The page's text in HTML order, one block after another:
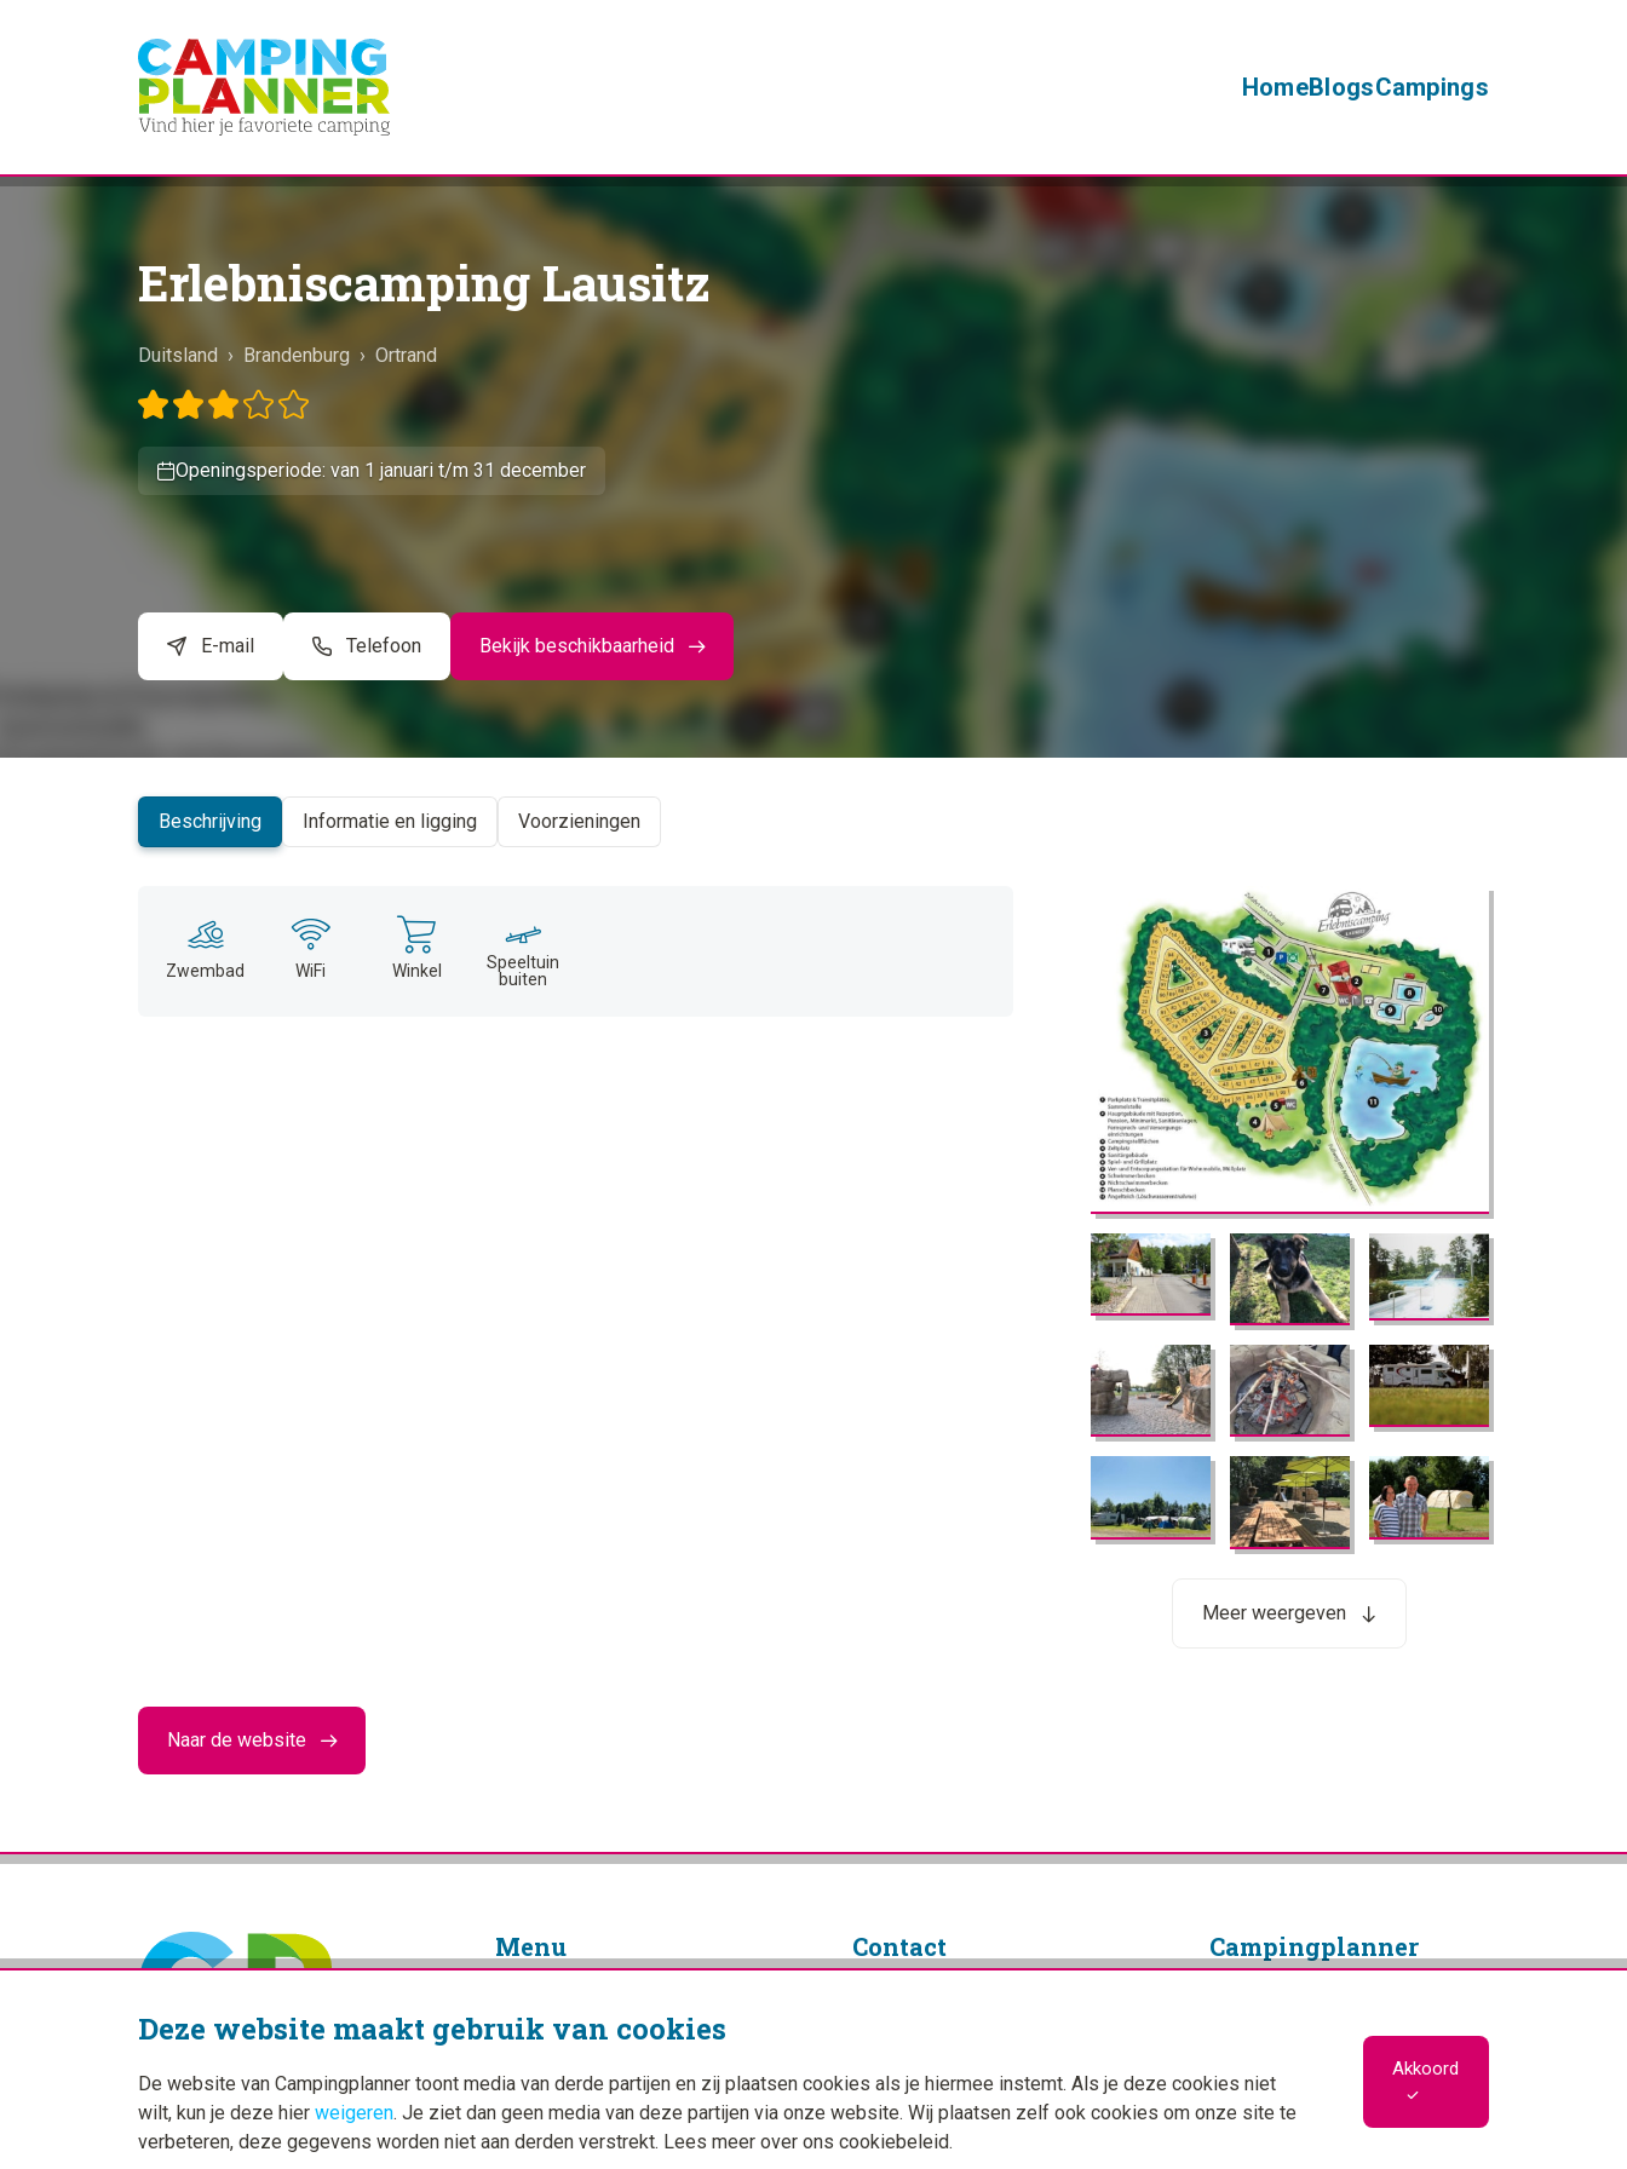
HomeBlogsCampings
Erlebniscamping Lausitz
Duitsland › Brandenburg › Ortrand
Openingsperiode: van 1 januari t/m 31 december
E-mail Telefoon Bekijk beschikbaarheid
©
Beschrijving Informatie en ligging Voorzieningen
Zwembad WiFi Winkel
Speeltuin
buiten
Meer weergeven
Naar de website
Menu
Blogs
Contact
Instagram
Camping­planner
Cookiebeleid
Deze website maakt gebruik van cookies
De website van Campingplanner toont media van derde partijen en zij plaatsen cookies als je hiermee instemt. Als je deze cookies niet
wilt, kun je deze hier weigeren. Je ziet dan geen media van deze partijen via onze website. Wij plaatsen zelf ook cookies om onze site te
verbeteren, deze gegevens worden niet aan derden verstrekt. Lees meer over ons cookiebeleid.
Akkoord